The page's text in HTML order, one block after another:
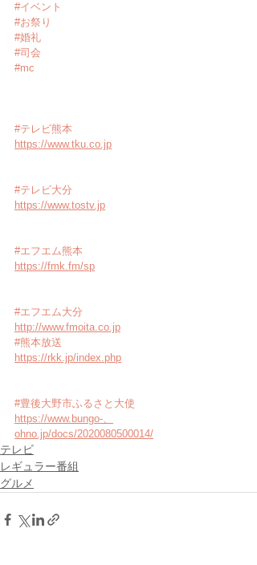
#イベント
#お祭り
#婚礼
#司会
#mc
#テレビ熊本
https://www.tku.co.jp
#テレビ大分
https://www.tostv.jp
#エフエム熊本
https://fmk.fm/sp
#エフエム大分
http://www.fmoita.co.jp
#熊本放送
https://rkk.jp/index.php
#豊後大野市ふるさと大使
https://www.bungo-、
ohno.jp/docs/2020080500014/
テレビ
レギュラー番組
グルメ